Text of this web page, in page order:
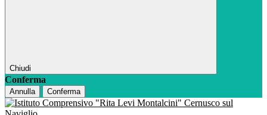
Chiudi
Conferma
Annulla Conferma